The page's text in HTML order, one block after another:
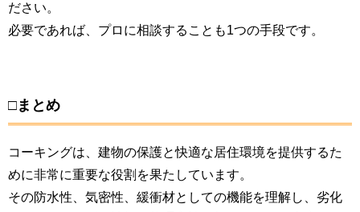
ださい。
必要であれば、プロに相談することも1つの手段です。
□まとめ
コーキングは、建物の保護と快適な居住環境を提供するた
めに非常に重要な役割を果たしています。
その防水性、気密性、緩衝材としての機能を理解し、劣化